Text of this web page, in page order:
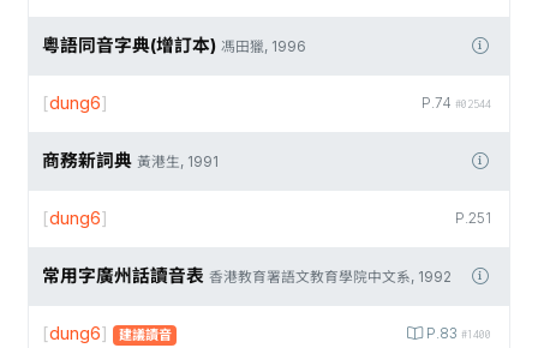
粵語同音字典(增訂本) 馮田獵, 1996
P.74 #02544
[dung6]
商務新詞典 黃港生, 1991
P.251
[dung6]
常用字廣州話讀音表 香港教育署語文教育學院中文系, 1992
P.83 #1400
[dung6] 建議讀音